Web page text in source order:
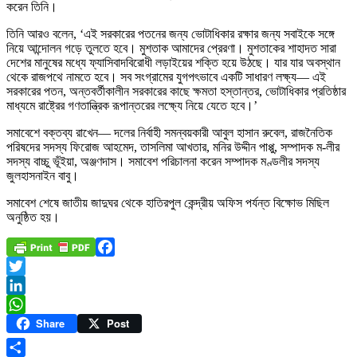
করেন তিনি।
তিনি আরও বলেন, ‘এই সরকারের পতনের জন্য ভোটাধিকার রক্ষার জন্য সবাইকে সঙ্গে
নিয়ে আন্দোলন গড়ে তুলতে হবে। মুশতাক আমাদের প্রেরণা। মুশতাকের শাহাদত সারা
দেশের মানুষের মধ্যে ফ্যাসিবাদবিরোধী লড়াইয়ের শক্তি হয়ে উঠছে। যার যার অবস্থান
থেকে রাজপথে নামতে হবে। সব সংগ্রামের যুগপৎভাবে একটি সাধারণ লক্ষ্য— এই
সরকারের পতন, অন্তবর্তীকালীন সরকারের কাছে ক্ষমতা হস্তান্তর, ভোটাধিকার প্রতিষ্ঠার
মাধ্যমে রাষ্ট্রের গণতান্ত্রিক রূপান্তরের লক্ষ্যে নিয়ে যেতে হবে।’
সমাবেশে বক্তব্য রাখেন— দলের নির্বাহী সমন্বয়কারী আবুল হাসান রুবেল, রাজনৈতিক
পরিষদের সদস্য ফিরোজ আহমেদ, তাসলিমা আখতার, মনির উদ্দীন পাপ্পু, সম্পাদক ম-লীর
সদস্য বাচ্চু ভূঁইয়া, অঞ্জণদাস। সমাবেশ পরিচালনা করেন সম্পাদক মণ্ডলীর সদস্য
জুলহাসনাইন বাবু।
সমাবেশ শেষে জাতীয় জাদুঘর থেকে হাতিরপুল কেন্দ্রীয় অফিস পর্যন্ত বিক্ষোভ মিছিল
অনুষ্ঠিত হয়।
Facebook
Twitter
LinkedIn
WhatsApp
Share Post